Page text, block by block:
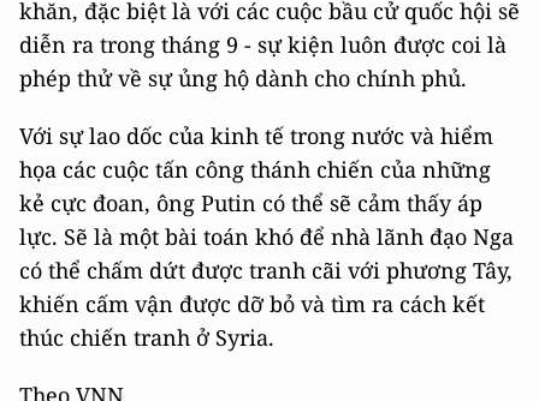
khăn, đặc biệt là với các cuộc bầu cử quốc hội sẽ
diễn ra trong tháng 9 - sự kiện luôn được coi là
phép thử về sự ủng hộ dành cho chính phủ.
Với sự lao dốc của kinh tế trong nước và hiểm
họa các cuộc tấn công thánh chiến của những
kẻ cực đoan, ông Putin có thể sẽ cảm thấy áp
lực. Sẽ là một bài toán khó để nhà lãnh đạo Nga
có thể chấm dứt được tranh cãi với phương Tây,
khiến cấm vận được dỡ bỏ và tìm ra cách kết
thúc chiến tranh ở Syria.
Theo VNN